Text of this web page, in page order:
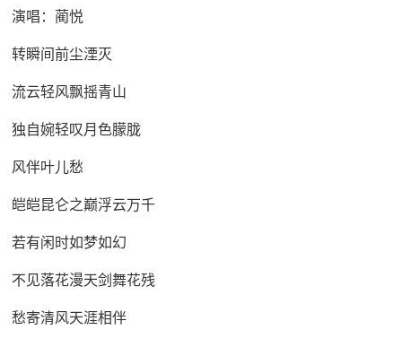
演唱：蔺悦
转瞬间前尘湮灭
流云轻风飘摇青山
独自婉轻叹月色朦胧
风伴叶儿愁
皑皑昆仑之巅浮云万千
若有闲时如梦如幻
不见落花漫天剑舞花残
愁寄清风天涯相伴